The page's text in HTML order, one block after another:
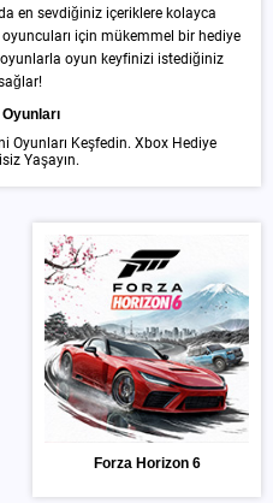
en sevdiğiniz içeriklere kolayca
için mükemmel bir hediye
oyun keyfinizi istediğiniz
Oyunları Keşfedin. Xbox Hediye
Yaşayın.
Forza Horizon 6